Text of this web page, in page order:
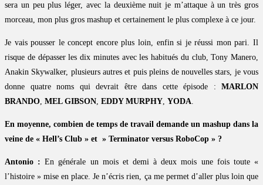
sera un peu plus léger, avec la deuxième nuit je m’attaque à un très gros
morceau, mon plus gros mashup et certainement le plus complexe à ce jour.
Je vais pousser le concept encore plus loin, enfin si je réussi mon pari. Il
risque de dépasser les dix minutes avec les habitués du club, Tony Manero,
Anakin Skywalker, plusieurs autres et puis pleins de nouvelles stars, je vous
donne quatre noms qui devrait être dans cette épisode : MARLON
BRANDO, MEL GIBSON, EDDY MURPHY, YODA.
En moyenne, combien de temps de travail demande un mashup dans la
veine de « Hell’s Club » et » Terminator versus RoboCop » ?
Antonio : En générale un mois et demi à deux mois une fois toute «
l’histoire » mise en place. Je n’écris rien, ça me permet d’aller plus loin que